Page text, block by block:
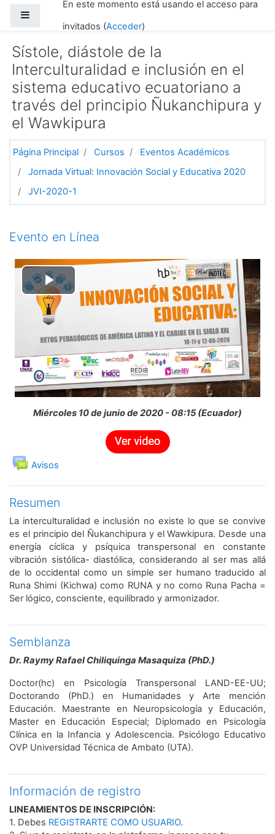
Salta al contenido principalEn este momento está usando el acceso para
invitados (Acceder)
Sístole, diástole de la
Interculturalidad e inclusión en el
sistema educativo ecuatoriano a
través del principio Ñukanchipura y
el Wawkipura
Página Principal Cursos
Eventos Académicos
Jornada Virtual: Innovación Social y Educativa 2020
JVI-2020-1
Diagrama de temas
Evento en Línea
Reproducir
Vídeo
Miércoles 10 de junio de 2020 - 08:15 (Ecuador)
Avisos
Foro
Resumen
La interculturalidad e inclusión no existe lo que se convive
es el principio del Ñukanchipura y el Wawkipura. Desde una
energía cíclica y psíquica transpersonal en constante
vibración sistólica- diastólica, considerando al ser mas allá
de lo occidental como un simple ser humano traducido al
Runa Shimi (Kichwa) como RUNA y no como Runa Pacha =
Ser lógico, consciente, equilibrado y armonizador.
Semblanza
Dr. Raymy Rafael Chiliquinga Masaquiza (PhD.)
Doctor(hc) en Psicología Transpersonal LAND-EE-UU;
Doctorando (PhD.) en Humanidades y Arte mención
Educación. Maestrante en Neuropsicología y Educación,
Master en Educación Especial; Diplomado en Psicología
Clínica en la Infancia y Adolescencia. Psicólogo Educativo
OVP Universidad Técnica de Ambato (UTA).
Información de registro
LINEAMIENTOS DE INSCRIPCIÓN:
1. Debes REGISTRARTE COMO USUARIO.